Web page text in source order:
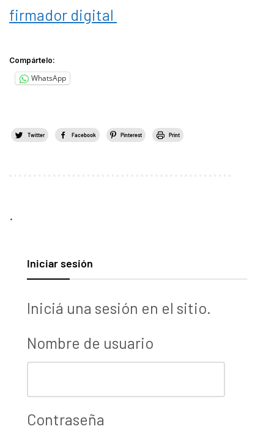
firmador digital
Compártelo:
WhatsApp
Twitter Facebook Pinterest Print
.
Iniciar sesión
Iniciá una sesión en el sitio.
Nombre de usuario
Contraseña